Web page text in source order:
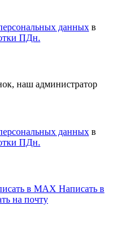
данных в
ПДн.
наш администратор
данных в
ПДн.
в MAX Написать в
на почту